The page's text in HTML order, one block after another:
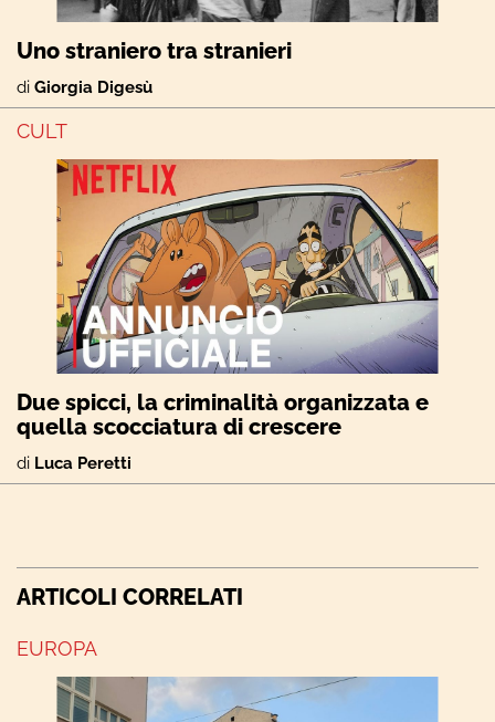
Uno straniero tra stranieri
di Giorgia Digesù
CULT
Due spicci, la criminalità organizzata e
quella scocciatura di crescere
di Luca Peretti
ARTICOLI CORRELATI
EUROPA